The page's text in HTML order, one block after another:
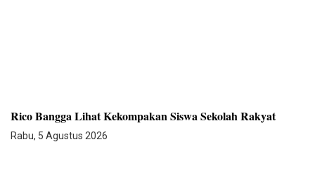
Rico Bangga Lihat Kekompakan Siswa Sekolah Rakyat
Rabu, 5 Agustus 2026